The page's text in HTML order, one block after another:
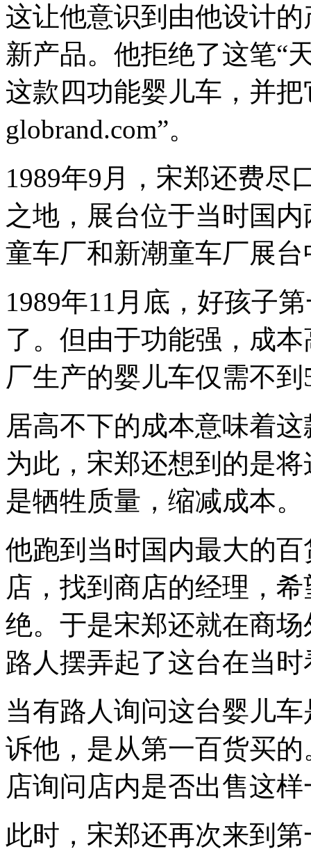
这让他意识到由他设计
新产品。他拒绝了这笔“
这款四功能婴儿车，并
globrand.com”。
1989年9月，宋郑还费尽
之地，展台位于当时国
童车厂和新潮童车厂展
1989年11月底，好孩子
了。但由于功能强，成
厂生产的婴儿车仅需不到
居高不下的成本意味着
为此，宋郑还想到的是
是牺牲质量，缩减成本。
他跑到当时国内最大的
店，找到商店的经理，
绝。于是宋郑还就在商
路人摆弄起了这台在当
当有路人询问这台婴儿
诉他，是从第一百货买
店询问店内是否出售这
此时，宋郑还再次来到